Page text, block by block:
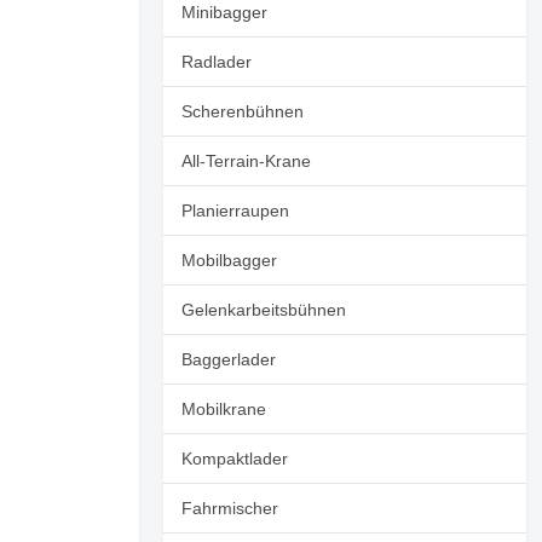
Minibagger
Radlader
Scherenbühnen
All-Terrain-Krane
Planierraupen
Mobilbagger
Gelenkarbeitsbühnen
Baggerlader
Mobilkrane
Kompaktlader
Fahrmischer